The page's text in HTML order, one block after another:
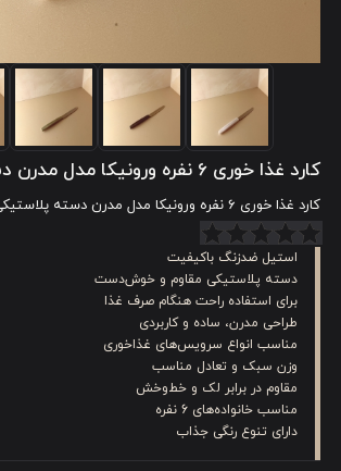
کارد غذا خوری 6 نفره ورونیکا مدل مدرن دسته پلاستیکی
کارد غذا خوری 6 نفره ورونیکا مدل مدرن دسته پلاستیکی
استیل ضدزنگ باکیفیت
دسته پلاستیکی مقاوم و خوش‌دست
برای استفاده راحت هنگام صرف غذا
طراحی مدرن، ساده و کاربردی
مناسب انواع سرویس‌های غذاخوری
وزن سبک و تعادل مناسب
مقاوم در برابر لک و خط‌وخش
مناسب خانواده‌های 6 نفره
دارای تنوع رنگی جذاب